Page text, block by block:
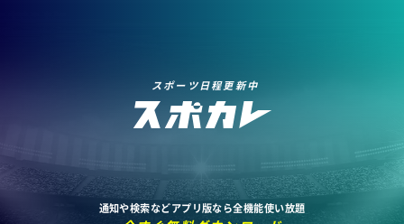
スポーツ日程更新中
通知や検索などアプリ版なら全機能使い放題